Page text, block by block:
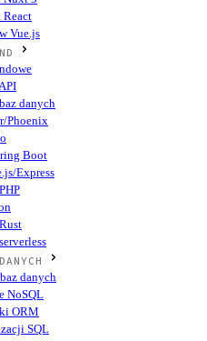
React
Vue.js
danych
Phoenix
Boot
Express
danych
NoSQL
ORM
SQL